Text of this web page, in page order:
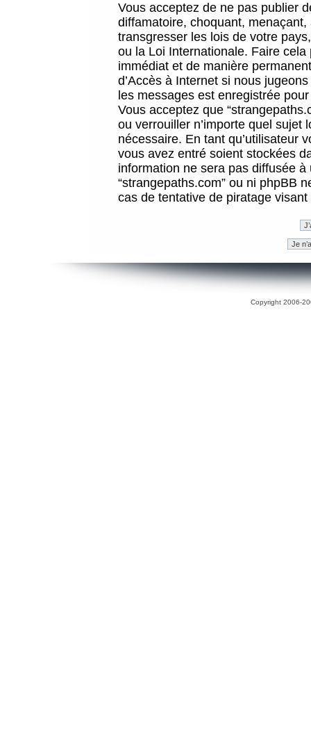
Vous acceptez de ne pas publier
diffamatoire, choquant,
transgresser les lois de votre
ou la Loi Internationale. Faire
immédiat et de manière
d’Accès à Internet si nous
les messages est enregistrée
Vous acceptez que
ou verrouiller n’importe quel sujet
nécessaire. En tant qu’utilisateur
vous avez entré soient stockées
information ne sera pas diffusée
“strangepaths.com” ou ni phpBB
cas de tentative de piratage
Copyright 2006-